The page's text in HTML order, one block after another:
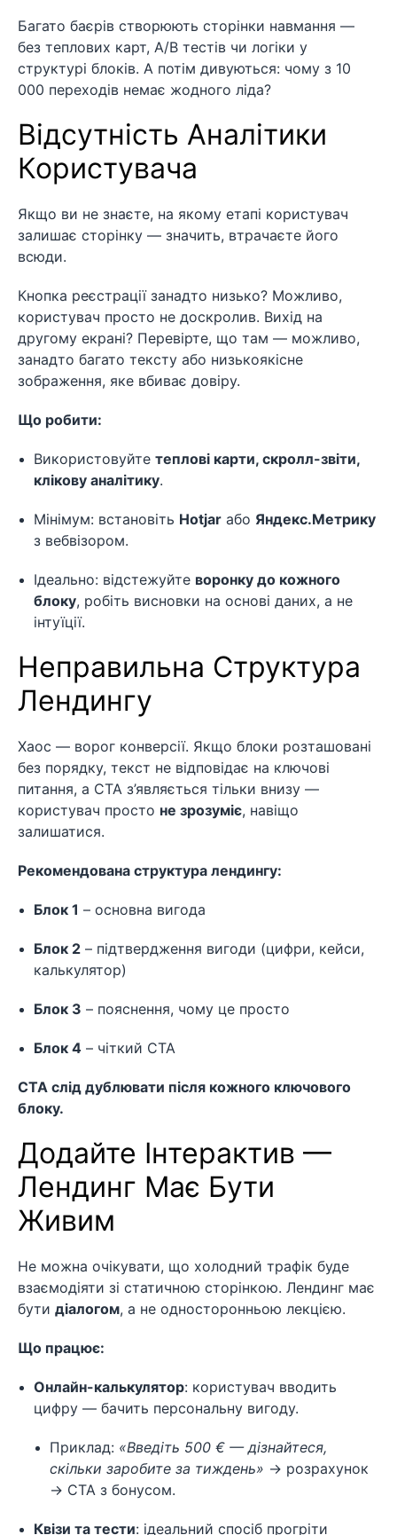
Багато баєрів створюють сторінки навмання —
без теплових карт, A/B тестів чи логіки у
структурі блоків. А потім дивуються: чому з 10
000 переходів немає жодного ліда?
Відсутність Аналітики
Користувача
Якщо ви не знаєте, на якому етапі користувач
залишає сторінку — значить, втрачаєте його
всюди.
Кнопка реєстрації занадто низько? Можливо,
користувач просто не доскролив. Вихід на
другому екрані? Перевірте, що там — можливо,
занадто багато тексту або низькоякісне
зображення, яке вбиває довіру.
Що робити:
Використовуйте теплові карти, скролл-звіти,
клікову аналітику.
Мінімум: встановіть Hotjar або Яндекс.Метрику
з вебвізором.
Ідеально: відстежуйте воронку до кожного
блоку, робіть висновки на основі даних, а не
інтуїції.
Неправильна Структура
Лендингу
Хаос — ворог конверсії. Якщо блоки розташовані
без порядку, текст не відповідає на ключові
питання, а CTA з’являється тільки внизу —
користувач просто не зрозуміє, навіщо
залишатися.
Рекомендована структура лендингу:
Блок 1 – основна вигода
Блок 2 – підтвердження вигоди (цифри, кейси,
калькулятор)
Блок 3 – пояснення, чому це просто
Блок 4 – чіткий CTA
CTA слід дублювати після кожного ключового
блоку.
Додайте Інтерактив —
Лендинг Має Бути
Живим
Не можна очікувати, що холодний трафік буде
взаємодіяти зі статичною сторінкою. Лендинг має
бути діалогом, а не односторонньою лекцією.
Що працює:
Онлайн-калькулятор: користувач вводить
цифру — бачить персональну вигоду.
Приклад: «Введіть 500 € — дізнайтеся,
скільки заробите за тиждень» → розрахунок
→ CTA з бонусом.
Квізи та тести: ідеальний спосіб прогріти